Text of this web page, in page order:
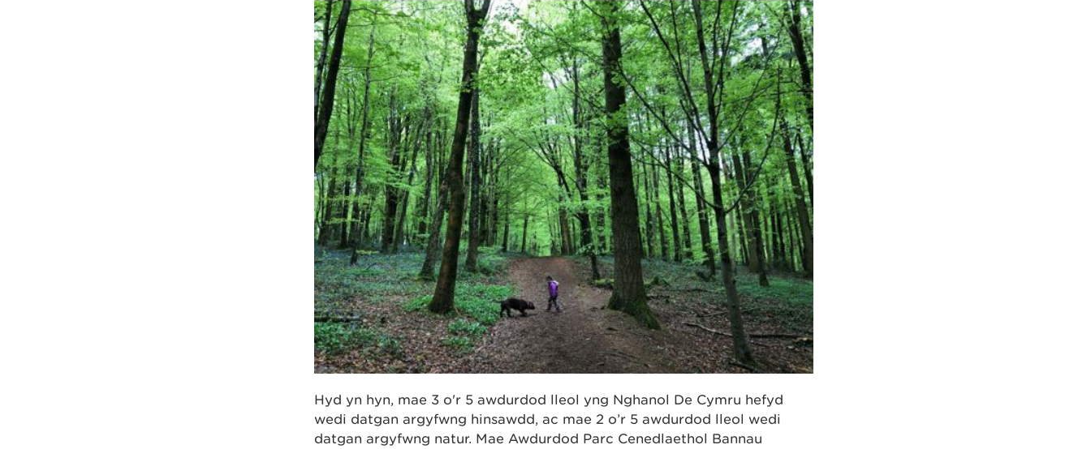
Hyd yn hyn, mae 3 o'r 5 awdurdod lleol yng Nghanol De Cymru hefyd
wedi datgan argyfwng hinsawdd, ac mae 2 o’r 5 awdurdod lleol wedi
datgan argyfwng natur. Mae Awdurdod Parc Cenedlaethol Bannau